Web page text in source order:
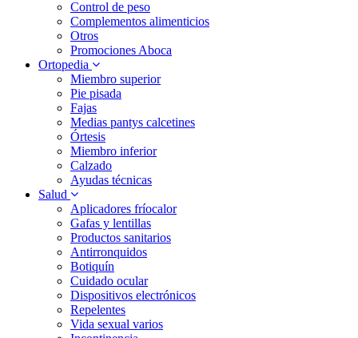
Control de peso
Complementos alimenticios
Otros
Promociones Aboca
Ortopedia
Miembro superior
Pie pisada
Fajas
Medias pantys calcetines
Órtesis
Miembro inferior
Calzado
Ayudas técnicas
Salud
Aplicadores fríocalor
Gafas y lentillas
Productos sanitarios
Antirronquidos
Botiquín
Cuidado ocular
Dispositivos electrónicos
Repelentes
Vida sexual varios